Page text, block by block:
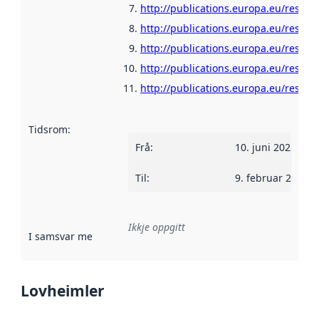
http://publications.europa.eu/
http://publications.europa.eu/
http://publications.europa.eu/
http://publications.europa.eu/
http://publications.europa.eu/
Tidsrom:
Frå: 10. juni 2022
Til: 9. februar 2023
I samsvar med Referanse til ei implementeringsregel eller
Ikkje oppgitt
Lovheimler